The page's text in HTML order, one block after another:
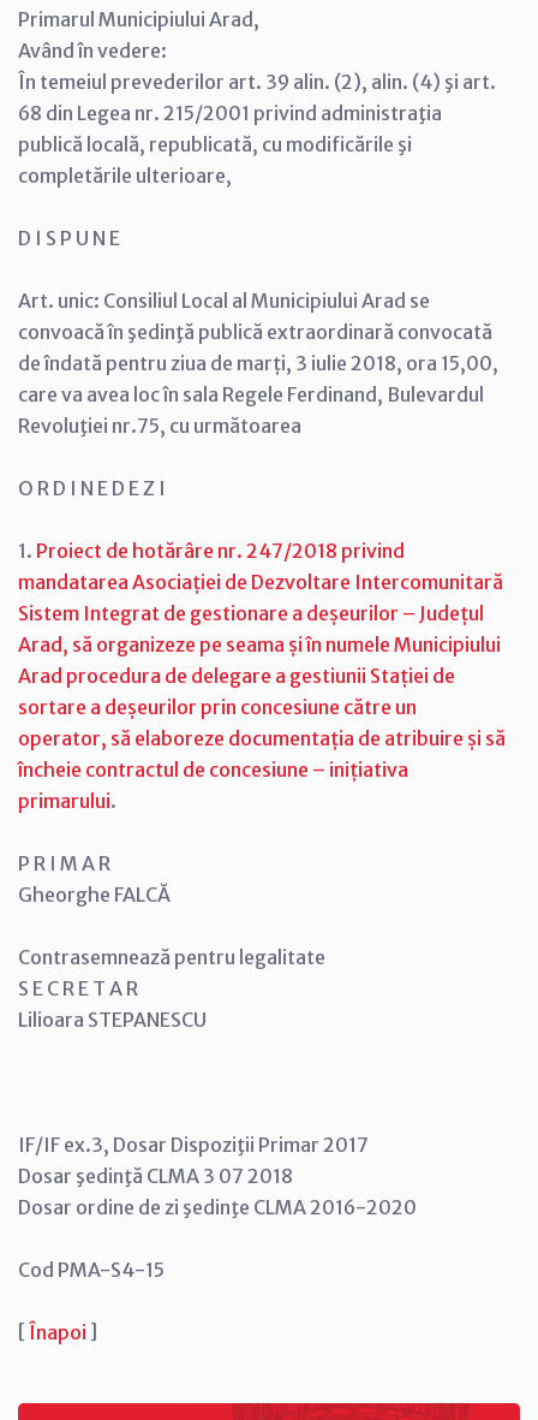
Primarul Municipiului Arad,
Având în vedere:
În temeiul prevederilor art. 39 alin. (2), alin. (4) şi art.
68 din Legea nr. 215/2001 privind administraţia
publică locală, republicată, cu modificările şi
completările ulterioare,
D I S P U N E
Art. unic: Consiliul Local al Municipiului Arad se
convoacă în şedinţă publică extraordinară convocată
de îndată pentru ziua de marți, 3 iulie 2018, ora 15,00,
care va avea loc în sala Regele Ferdinand, Bulevardul
Revoluţiei nr.75, cu următoarea
O R D I N E D E Z I
1. Proiect de hotărâre nr. 247/2018 privind
mandatarea Asociației de Dezvoltare Intercomunitară
Sistem Integrat de gestionare a deșeurilor – Județul
Arad, să organizeze pe seama și în numele Municipiului
Arad procedura de delegare a gestiunii Stației de
sortare a deșeurilor prin concesiune către un
operator, să elaboreze documentația de atribuire și să
încheie contractul de concesiune – inițiativa
primarului.
P R I M A R
Gheorghe FALCĂ
Contrasemnează pentru legalitate
S E C R E T A R
Lilioara STEPANESCU
IF/IF ex.3, Dosar Dispoziţii Primar 2017
Dosar şedinţă CLMA 3 07 2018
Dosar ordine de zi şedinţe CLMA 2016-2020
Cod PMA-S4-15
[ Înapoi ]